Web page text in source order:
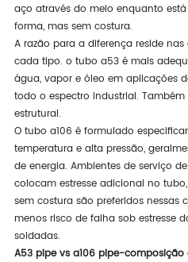
aço através do meio enquanto
forma, mas sem costura.
A razão para a diferença reside
cada tipo. o tubo a53 é mais
água, vapor e óleo em aplicações
todo o espectro industrial.
estrutural.
O tubo a106 é formulado
temperatura e alta pressão,
de energia. Ambientes de serviço
colocam estresse adicional no
sem costura são preferidos nessas
menos risco de falha sob estresse
soldadas.
A53 pipe vs a106 pipe-